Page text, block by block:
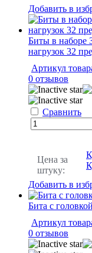
Добавить в
Биты в наборе
нагрузок 32
Артикул
0 отзывов
Сравнить
Цена за
штуку:
Добавить в
Бита с
Артикул
0 отзывов